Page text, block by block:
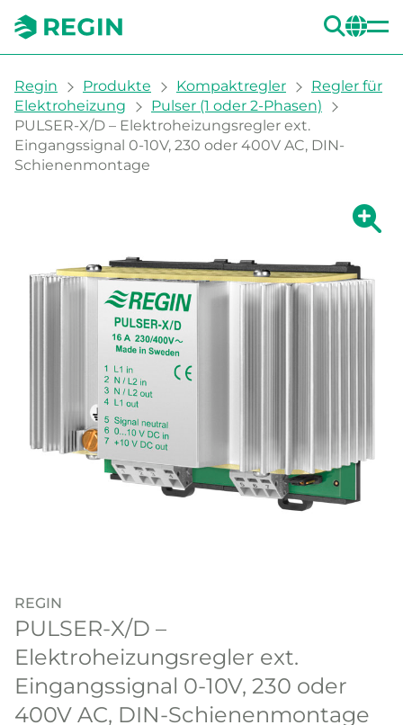
You are here:
Regin Produkte Kompaktregler
Regler für
Elektroheizung
Pulser (1 oder 2-Phasen)
PULSER-X/D – Elektroheizungsregler ext.
Eingangssignal 0-10V, 230 oder 400V AC, DIN-
Schienenmontage
Zeige
REGIN
PULSER-X/D –
Elektroheizungsregler ext.
Eingangssignal 0-10V, 230 oder
400V AC, DIN-Schienenmontage